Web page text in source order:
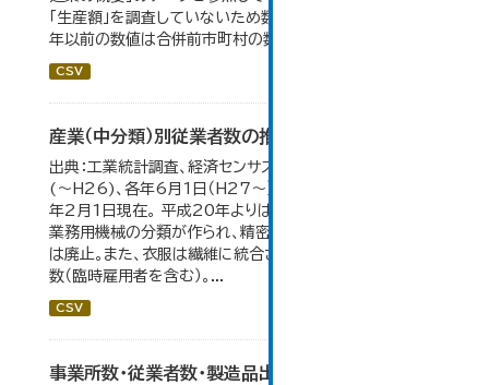
「生産額」を調査していないため数値はありません。 2004
年以前の数値は合併前市町村の数値を合算したものです。
CSV
産業（中分類）別従業者数の推移
出典：工業統計調査、経済センサス。 各年12月31日現在
(～H26)、各年6月1日（H27～）・平成23年のみ平成24
年2月1日現在。 平成20年よりはん用機械、生産用機械、
業務用機械の分類が作られ、精密機械、一般用機械の分類
は廃止。また、衣服は繊維に統合された。 数値は総従業者
数（臨時雇用者を含む）。...
CSV
事業所数・従業者数・製造品出荷額等の推移